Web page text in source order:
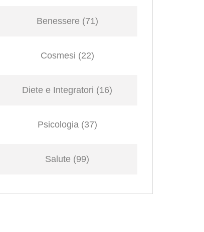
Benessere (71)
Cosmesi (22)
Diete e Integratori (16)
Psicologia(37)
Salute (99)